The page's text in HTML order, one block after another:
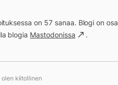
on 57 sanaa. Blogi on osa
blogia Mastodonissa .
kiitollinen